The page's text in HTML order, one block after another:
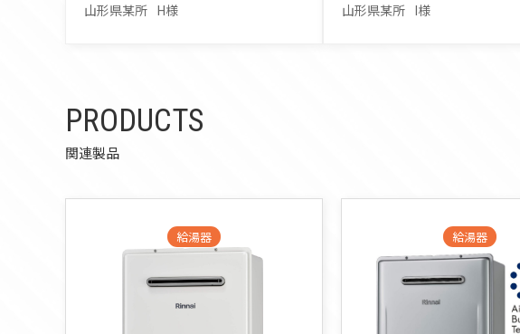
山形県某所 H様 山形県某所 I様
PRODUCTS
関連製品
給湯器 給湯器